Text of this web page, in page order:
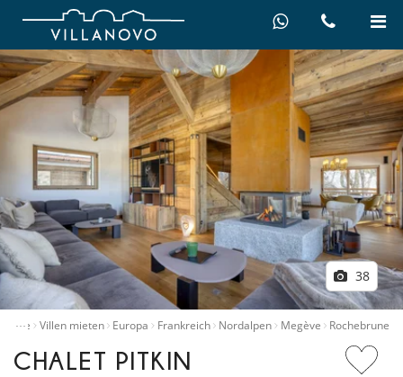
38
…
Home Villen mieten Europa Frankreich Nordalpen Megève Rochebrune
CHALET PITKIN